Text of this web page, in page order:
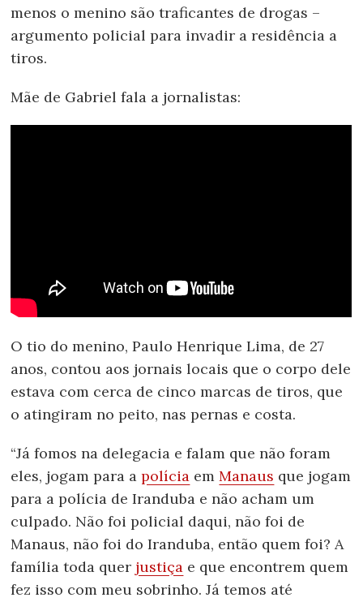
menos o menino são traficantes de drogas –
argumento policial para invadir a residência a
tiros.
Mãe de Gabriel fala a jornalistas:
O tio do menino, Paulo Henrique Lima, de 27
anos, contou aos jornais locais que o corpo dele
estava com cerca de cinco marcas de tiros, que
o atingiram no peito, nas pernas e costa.
“Já fomos na delegacia e falam que não foram
eles, jogam para apolícia emManaus que jogam
para a polícia de Iranduba e não acham um
culpado. Não foi policial daqui, não foi de
Manaus, não foi do Iranduba, então quem foi? A
família toda quer justiça e que encontrem quem
fez isso com meu sobrinho. Já temos até